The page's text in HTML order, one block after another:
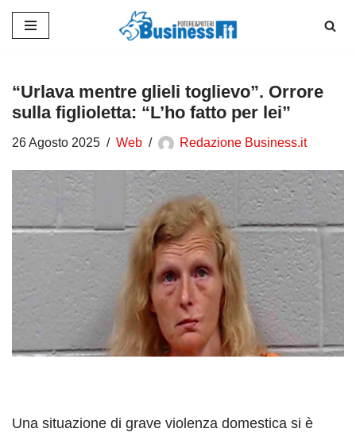
contenuto
“Urlava mentre glieli toglievo”. Orrore
sulla figlioletta: “L’ho fatto per lei”
26 Agosto 2025 Web Redazione Business.it
Una situazione di grave violenza domestica si è